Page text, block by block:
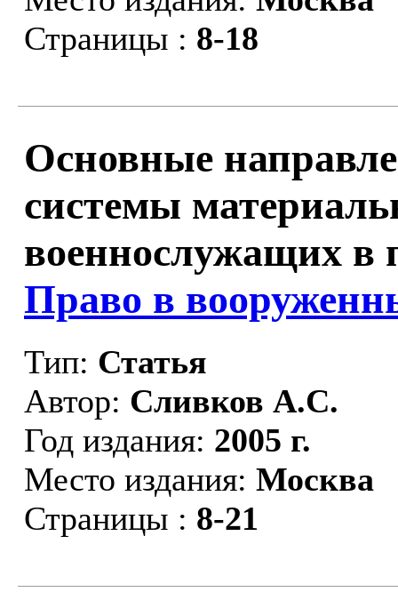
Страницы : 8-18
Основные
системы
военнослужащих в
Право в
Тип: Статья
Автор: Сливков А.С.
Год издания: 2005 г.
Место издания: Москва
Страницы : 8-21